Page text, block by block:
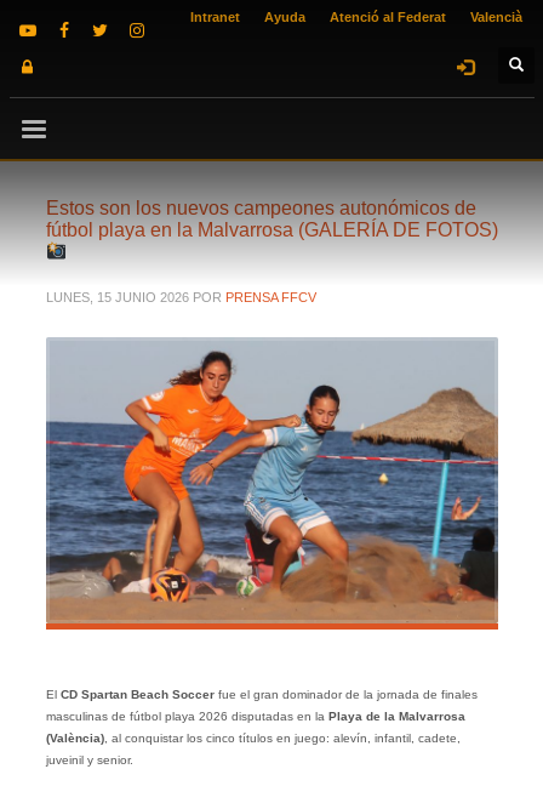
Intranet Ayuda Atenció al Federat Valencià
Estos son los nuevos campeones autonómicos de
fútbol playa en la Malvarrosa (GALERÍA DE FOTOS)
LUNES, 15 JUNIO 2026 POR PRENSA FFCV
El CD Spartan Beach Soccerfue el gran dominador de la jornada de finales
masculinas de fútbol playa 2026 disputadas en la Playa de la Malvarrosa
(València), al conquistar los cinco títulos en juego: alevín, infantil, cadete,
juveinil y senior.